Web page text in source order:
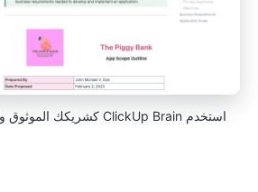
استخدم ClickUp Brain كشريكك الموثوق والكاتب ومدير المعرفة